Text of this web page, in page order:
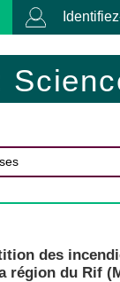
des
région du Rif